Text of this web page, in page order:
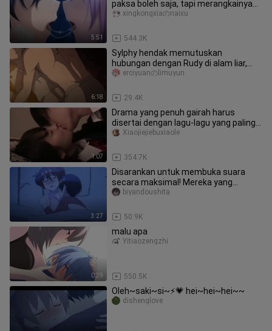
5:51
paksa boleh saja, tapi merangkainya
terlalu berlebihan! ! !
544.3K
xingkongxiaのnaixu
6:18
Sylphy hendak memutuskan
hubungan dengan Rudy di alam liar,
Alice, apa yang sedang kamu lakukan,
29.4K
erciyuanのlimuyun
1:07
Drama yang penuh gairah harus
disertai dengan lagu-lagu yang paling
lucu.
354.7K
Xiaojiejiebuxiaole
3:27
Disarankan untuk membuka suara
secara maksimal! Mereka yang
memiliki benda disebut sangat imut,
50.9K
biyandoushita
0:39
malu apa
550.5K
Yitiaozengzhi
Oleh~saki~si~⚡💗 hei~hei~hei~~
dishenglove